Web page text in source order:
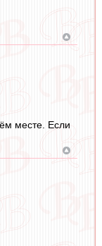
месте. Если